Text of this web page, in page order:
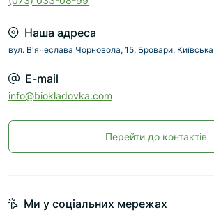
Наша адреса
вул. В'ячеслава Чорновола, 15, Бровари,
E-mail
info@biokladovka.com
Перейти до контактів
Ми у соціальних мережах